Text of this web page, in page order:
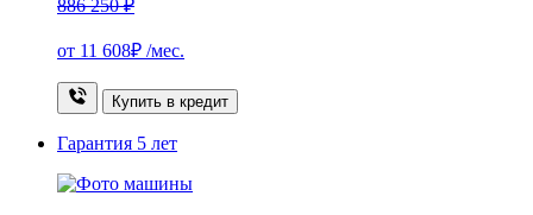
886 250 ₽
от 11 608₽ /мес.
Купить в кредит
Гарантия 5 лет